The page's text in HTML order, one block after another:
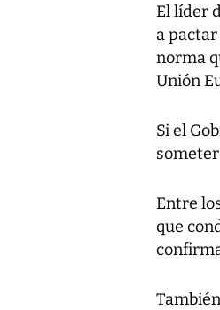
El líder
a
norma
Unión
Si el
Entre
que